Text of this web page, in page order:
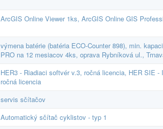
ArcGIS Online Viewer 1ks, ArcGIS Online GIS
výmena batérie (batéria ECO-Counter 898), min.
PRO na 12 mesiacov 4ks, oprava Rybníková ul.,
HER3 - Riadiaci softvér v.3, ročná licencia, HER SIE
ročná licencia
servis sčítačov
Automatický sčítač cyklistov - typ 1